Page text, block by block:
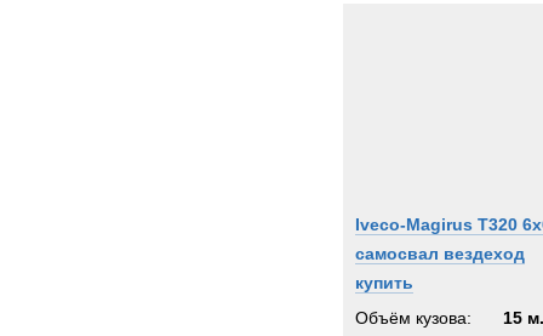
Iveco-Magirus T320
самосвал вездеход
купить
Объём кузова:
15